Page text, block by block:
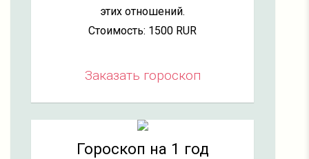
этих отношений.
Стоимость: 1500 RUR
Заказать гороскоп
Гороскоп на 1 год